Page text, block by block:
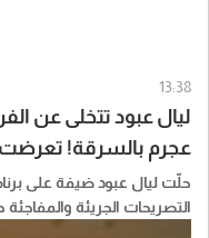
13:38
ليال عبود تتخلى عن
عجرم بالسرقة! تعرضت
عائلتها
حلّت ليال عبود ضيفة على
التصريحات الجريئة